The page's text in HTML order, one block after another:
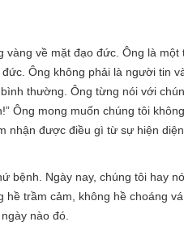
về mặt đạo đức. Ông là
Ông không phải là người tin
thường. Ông từng nói với
Ông mong muốn chúng tôi
nhận được điều gì từ sự hiện
Ngày nay, chúng tôi hay
trầm cảm, không hề choáng
nào đó.